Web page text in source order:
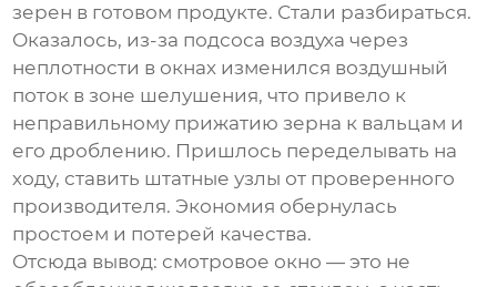
зерен в готовом продукте. Стали разбираться.
Оказалось, из-за подсоса воздуха через
неплотности в окнах изменился воздушный
поток в зоне шелушения, что привело к
неправильному прижатию зерна к вальцам и
его дроблению. Пришлось переделывать на
ходу, ставить штатные узлы от проверенного
производителя. Экономия обернулась
простоем и потерей качества.
Отсюда вывод: смотровое окно — это не